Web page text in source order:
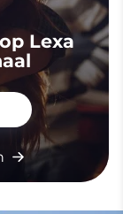
Lexa